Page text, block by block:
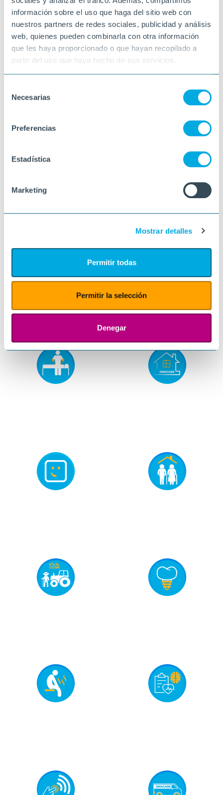
información sobre el uso que haga del sitio web con
nuestros partners de redes sociales, publicidad y análisis
web, quienes pueden combinarla con otra información
que les haya proporcionado o que hayan recopilado a
partir del uso que haya hecho de sus servicios.
Necesarias
Preferencias
Estadística
Marketing
Mostrar detalles
Permitir todas
Permitir la selección
Denegar